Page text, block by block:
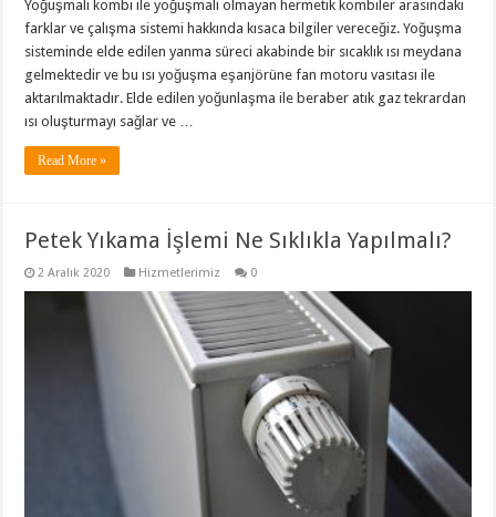
Yoğuşmalı kombi ile yoğuşmalı olmayan hermetik kombiler arasındaki
farklar ve çalışma sistemi hakkında kısaca bilgiler vereceğiz. Yoğuşma
sisteminde elde edilen yanma süreci akabinde bir sıcaklık ısı meydana
gelmektedir ve bu ısı yoğuşma eşanjörüne fan motoru vasıtası ile
aktarılmaktadır. Elde edilen yoğunlaşma ile beraber atık gaz tekrardan
ısı oluşturmayı sağlar ve …
Read More »
Petek Yıkama İşlemi Ne Sıklıkla Yapılmalı?
2 Aralık 2020 Hizmetlerimiz 0